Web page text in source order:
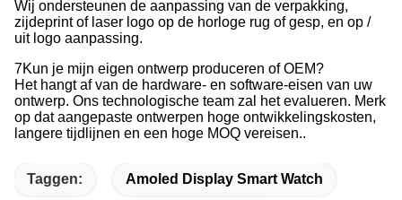
Wij ondersteunen de aanpassing van de verpakking,
zijdeprint of laser logo op de horloge rug of gesp, en op /
uit logo aanpassing.
7Kun je mijn eigen ontwerp produceren of OEM?
Het hangt af van de hardware- en software-eisen van uw
ontwerp. Ons technologische team zal het evalueren. Merk
op dat aangepaste ontwerpen hoge ontwikkelingskosten,
langere tijdlijnen en een hoge MOQ vereisen..
Taggen: Amoled Display Smart Watch